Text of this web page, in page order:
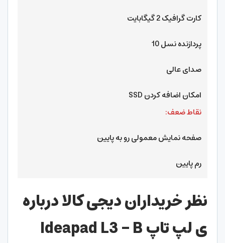
کارت گرافیک 2 گیگابایت
پردازنده نسل 10
صدای عالی
امکان اضافه کردن SSD
نقاط ضعف:
صفحه نمایش معمولی رو به پایین
رم پایین
نظر خریداران دیجی کالا درباره
ی لپ تاپ Ideapad L3 – B